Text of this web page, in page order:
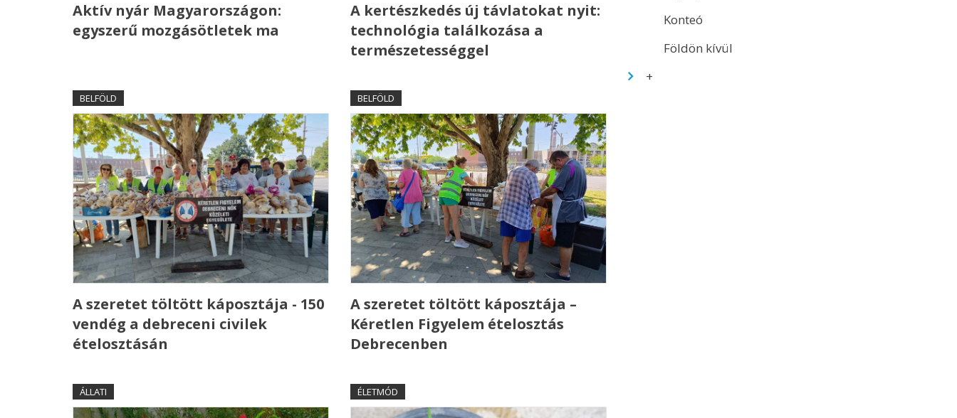
Aktív nyár Magyarországon:
egyszerű mozgásötletek ma
A kertészkedés új távlatokat nyit:
technológia találkozása a
természetességgel
BELFÖLD
A szeretet töltött káposztája - 150
vendég a debreceni civilek
ételosztásán
BELFÖLD
A szeretet töltött káposztája –
Kéretlen Figyelem ételosztás
Debrecenben
ÁLLATI ÉLETMÓD
Konteó
Földön kívül
+